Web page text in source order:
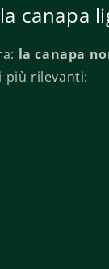
canapa
la canapa
più rilevanti: